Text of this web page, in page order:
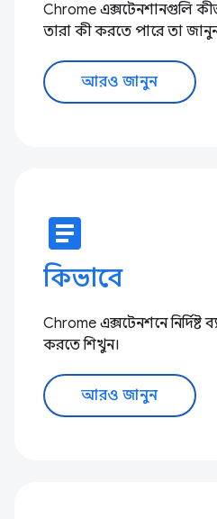
Chrome এক্সটেনশানগুলি
তারা কী করতে পারে তা
আরও জানুন
article
কিভাবে
Chrome এক্সটেনশনে নির্দিষ্ট
করতে শিখুন।
আরও জানুন